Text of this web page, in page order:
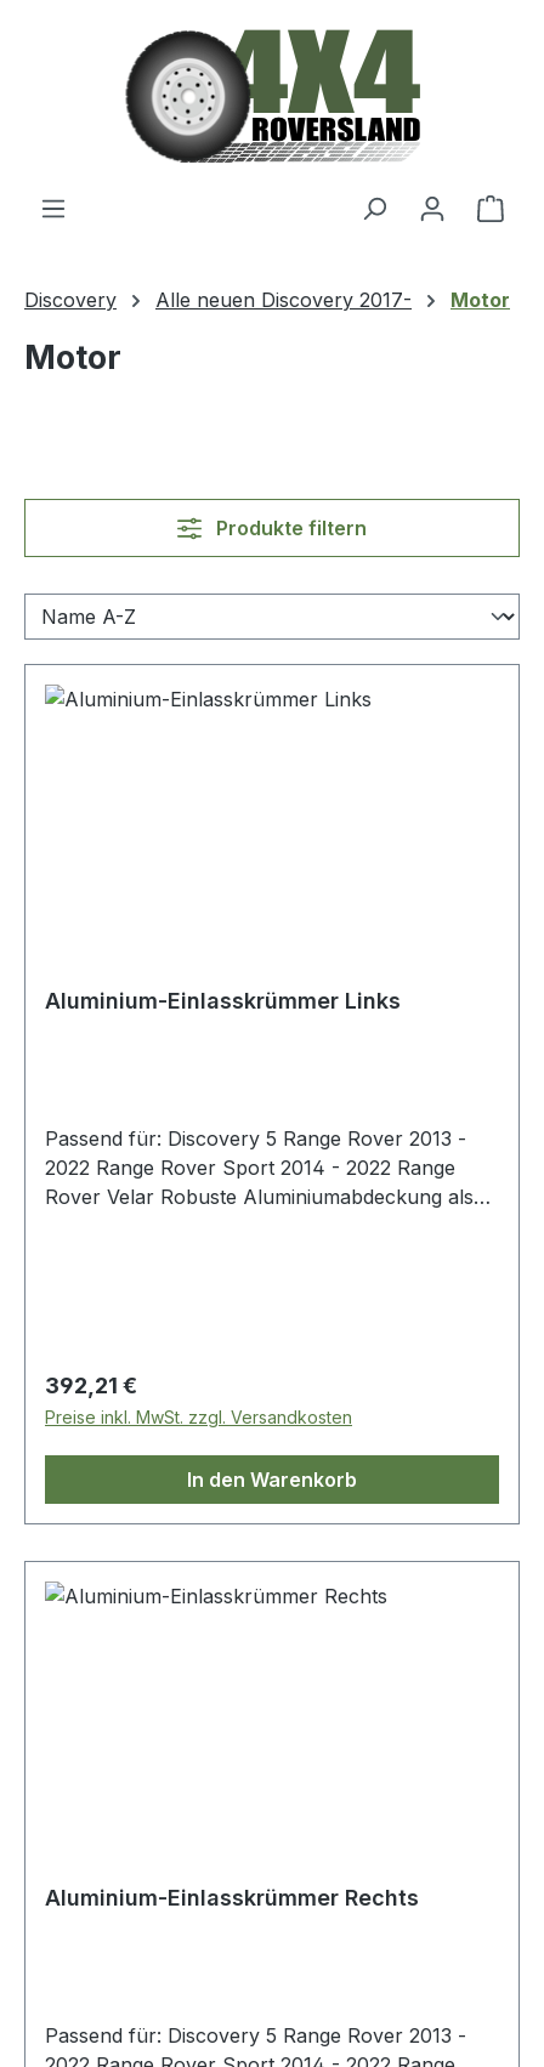
Zum Hauptinhalt springen
Discovery Alle neuen Discovery 2017- Motor
Motor
Produkte filtern
Aluminium-Einlasskrümmer Links
Passend für: Discovery 5 Range Rover 2013 -
2022 Range Rover Sport 2014 - 2022 Range
Rover Velar Robuste Aluminiumabdeckung als
Regulärer Preis:
392,21 €
Preise inkl. MwSt. zzgl. Versandkosten
In den Warenkorb
Aluminium-Einlasskrümmer Rechts
Passend für: Discovery 5 Range Rover 2013 -